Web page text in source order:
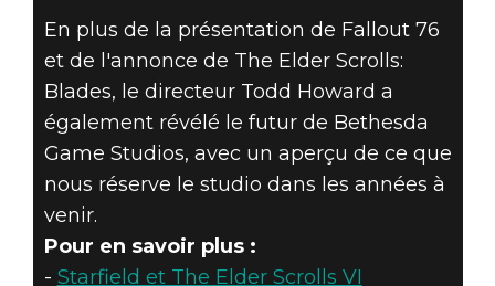
En plus de la présentation de Fallout 76
et de l'annonce de The Elder Scrolls:
Blades, le directeur Todd Howard a
également révélé le futur de Bethesda
Game Studios, avec un aperçu de ce que
nous réserve le studio dans les années à
venir.
Pour en savoir plus :
- Starfield et The Elder Scrolls VI